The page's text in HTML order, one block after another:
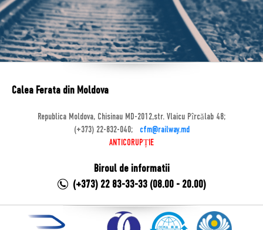
Calea Ferata din Moldova
Republica Moldova, Chisinau MD-2012,str. Vlaicu Pîrcălab 48;
(+373) 22-832-040;
cfm@railway.md
ANTICORUPȚIE
Biroul de informatii
(+373) 22 83-33-33 (08.00 - 20.00)